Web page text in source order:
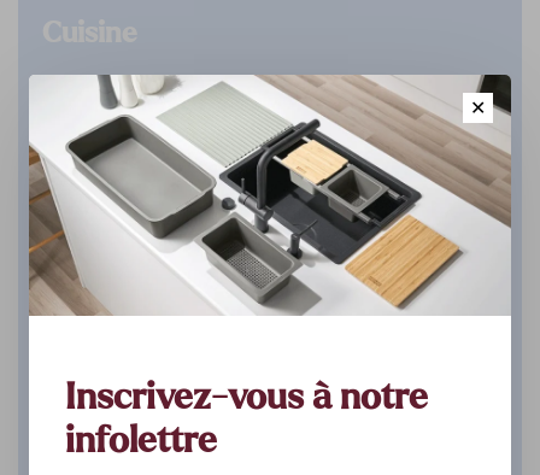
DÉCOUVREZ ✕
Inscrivez-vous à notre
infolettre